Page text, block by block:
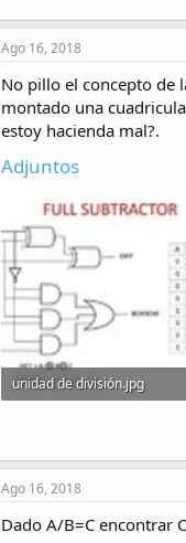
Ago 16, 2018
No pillo el concepto de
montado una
estoy hacienda mal?.
Adjuntos
unidad de división.jpg
Ago 16, 2018
Dado A/B=C encontrar